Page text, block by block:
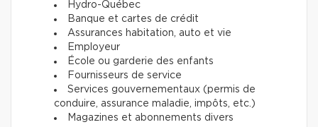
Hydro-Québec
Banque et cartes de crédit
Assurances habitation, auto et vie
Employeur
École ou garderie des enfants
Fournisseurs de service
Services gouvernementaux (permis de
conduire, assurance maladie, impôts, etc.)
Magazines et abonnements divers